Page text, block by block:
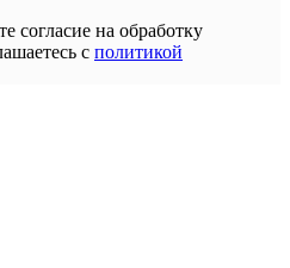
согласие на обработку
c политикой